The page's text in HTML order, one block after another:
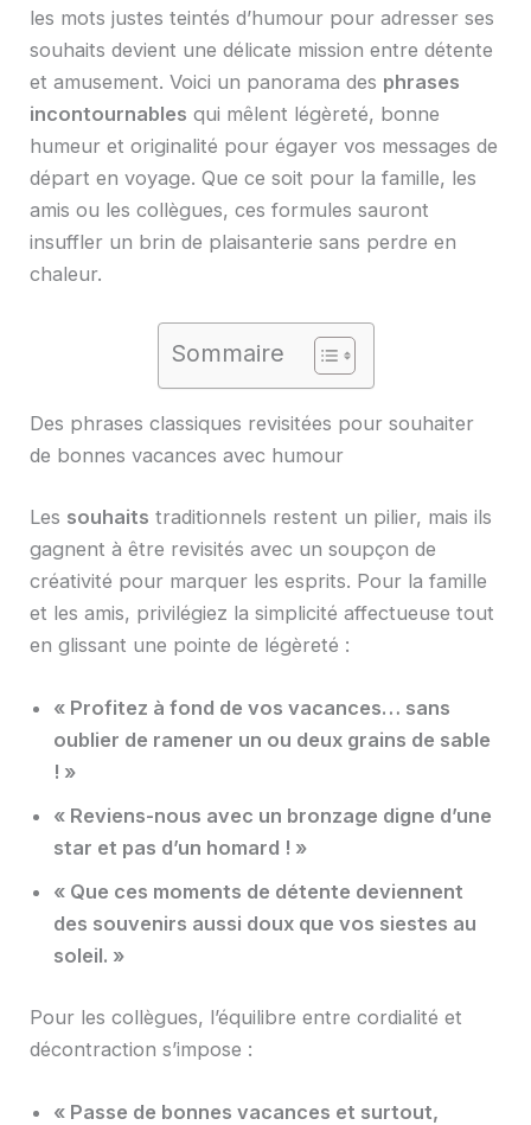
les mots justes teintés d’humour pour adresser ses
souhaits devient une délicate mission entre détente
et amusement. Voici un panorama des phrases
incontournables qui mêlent légèreté, bonne
humeur et originalité pour égayer vos messages de
départ en voyage. Que ce soit pour la famille, les
amis ou les collègues, ces formules sauront
insuffler un brin de plaisanterie sans perdre en
chaleur.
Sommaire
Des phrases classiques revisitées pour souhaiter
de bonnes vacances avec humour
Les souhaits traditionnels restent un pilier, mais ils
gagnent à être revisités avec un soupçon de
créativité pour marquer les esprits. Pour la famille
et les amis, privilégiez la simplicité affectueuse tout
en glissant une pointe de légèreté :
« Profitez à fond de vos vacances… sans
oublier de ramener un ou deux grains de sable
! »
« Reviens-nous avec un bronzage digne d’une
star et pas d’un homard ! »
« Que ces moments de détente deviennent
des souvenirs aussi doux que vos siestes au
soleil. »
Pour les collègues, l’équilibre entre cordialité et
décontraction s’impose :
« Passe de bonnes vacances et surtout,